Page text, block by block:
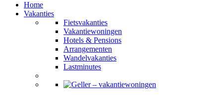
Home
Vakanties
Fietsvakanties
Vakantiewoningen
Hotels & Pensions
Arrangementen
Wandelvakanties
Lastminutes